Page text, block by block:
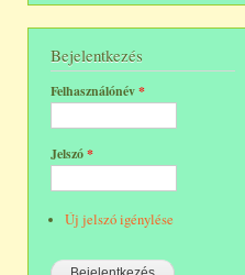
Bejelentkezés
Felhasználónév*
Jelszó*
Új jelszó igénylése